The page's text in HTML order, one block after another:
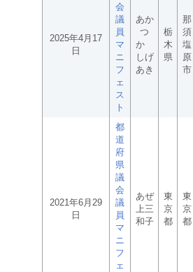
2025年4月17
日
会
議
員
マ
ニ
フ
ェ
ス
ト
あか
つ
か
しげ
あき
栃
木
県
那
須
塩
原
市
2021年6月29
日
都
道
府
県
議
会
議
員
マ
ニ
フ
ェ
あぜ
上三
和子
東
京
都
東
京
都